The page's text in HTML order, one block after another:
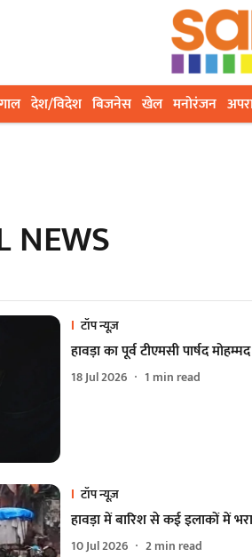
देश/विदेश बिजनेस खेल मनोरंजन
NEWS
टॉप न्यूज़
हावड़ा का पूर्व टीएमसी पार्षद
18 Jul 2026 1 min read
टॉप न्यूज़
हावड़ा में बारिश से कई इलाकों में
10 Jul 2026 2min read